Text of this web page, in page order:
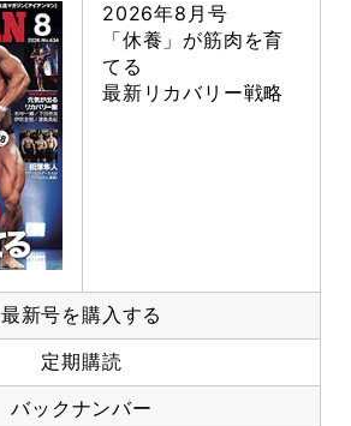
2026年8月号
「休養」が筋肉を育
てる
最新リカバリー戦略
最新号を購入する
定期購読
バックナンバー